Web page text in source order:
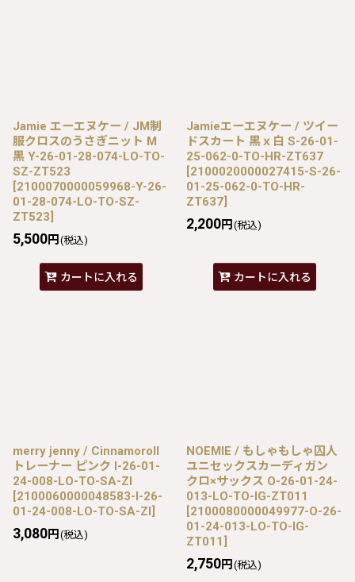
Jamie エーエヌケー / JM制
服クロスのうさぎニット M
黒 Y-26-01-28-074-LO-TO-
SZ-ZT523
[2100070000059968-Y-26-
01-28-074-LO-TO-SZ-
ZT523]
5,500円 (税込)
カートに入れる
Jamieエーエヌケー / ツイー
ドスカート 黒ｘ白 S-26-01-
25-062-0-TO-HR-ZT637
[2100020000027415-S-26-
01-25-062-0-TO-HR-
ZT637]
2,200円 (税込)
カートに入れる
merry jenny / Cinnamoroll
トレーナー ピンク I-26-01-
24-008-LO-TO-SA-ZI
[2100060000048583-I-26-
01-24-008-LO-TO-SA-ZI]
3,080円 (税込)
NOEMIE / もしゃもしゃ囚人
ユニセックスカーディガン
クロ×サックス O-26-01-24-
013-LO-TO-IG-ZT011
[2100080000049977-O-26-
01-24-013-LO-TO-IG-
ZT011 ]
2,750円 (税込)